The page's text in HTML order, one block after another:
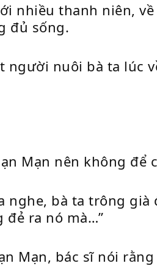
nhiều thanh niên,
đủ sống.
nuôi bà ta lúc
Mạn nên không để
nghe, bà ta trông
đẻ ra nó mà…”
Mạn, bác sĩ nói